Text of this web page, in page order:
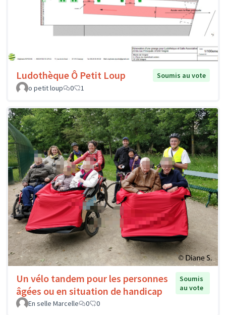
Ludothèque Ô Petit Loup
Soumis au vote
o petit loup
0 1
Un vélo tandem pour les personnes
âgées ou en situation de handicap
Soumis
au vote
En selle Marcelle
0 0